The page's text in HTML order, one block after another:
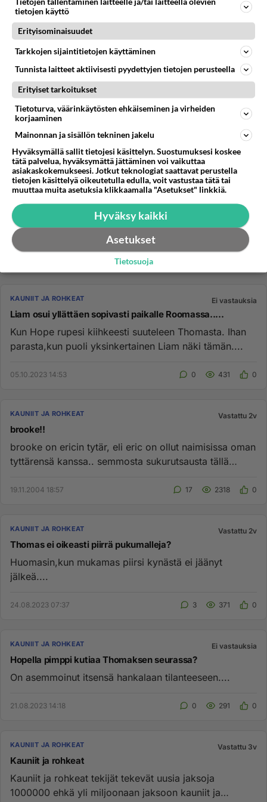
Miksi jo 16 aikaan??? Jos siirretään aikaa, niin pitää se
KAUNIIT JA ROHKEAT Ei vastauksia
Liam osui yllättäen sopivasti paikalle Roomassa.....
Kun Hope rupesi kiihkeesti suuteleen Thomasta. Ihan
parasta,kun puoli yksinkertainen Liam näki tämän....
05.10.2023 14:53 0 431 0
KAUNIIT JA ROHKEAT Vastattu 2v
brooke!!
brooke on ericin tytär, eli eric on ollut naimisissa oman
tyttärensä kanssa.. semmosta sukurutsausta tällä
19.11.2004 18:57 17 2318 0
KAUNIIT JA ROHKEAT Vastattu 2v
Thomas ei oikeasti piirrä pukumalleja?
Huomasin,kun mukamas piirsi kynästä ei jäänyt
jälkeä....
24.08.2023 07:37 3 371 0
KAUNIIT JA ROHKEAT Ei vastauksia
Hopella pimppi kutiaa Thomaksen seurassa?
On asemmoinut itsensä hankalaan tilanteeseen....
21.08.2023 14:18 0 291 0
KAUNIIT JA ROHKEAT Vastattu 3v
Kauniit ja rohkeat
Kauniit ja rohkeat tekijät tekevät uusia jaksoja
1000000 ehkä yli miljoonaan jaksoon kauniit ja
tietojen käyttö
Erityisominaisuudet
Tarkkojen sijaintitietojen käyttäminen
Tunnista laitteet aktiivisesti pyydettyjen tietojen perusteella
Erityiset tarkoitukset
Tietoturva, väärinkäytösten ehkäiseminen ja virheiden
korjaaminen
Mainonnan ja sisällön tekninen jakelu
Hyväksymällä sallit tietojesi käsittelyn. Suostumuksesi koskee
tätä palvelua, hyväksymättä jättäminen voi vaikuttaa
asiakaskokemukseesi. Jotkut teknologiat saattavat perustella
tietojen käsittelyä oikeutetulla edulla, voit vastustaa tätä tai
muuttaa muita asetuksia klikkaamalla "Asetukset" linkkiä.
Hyväksy kaikki
Asetukset
Tietosuoja